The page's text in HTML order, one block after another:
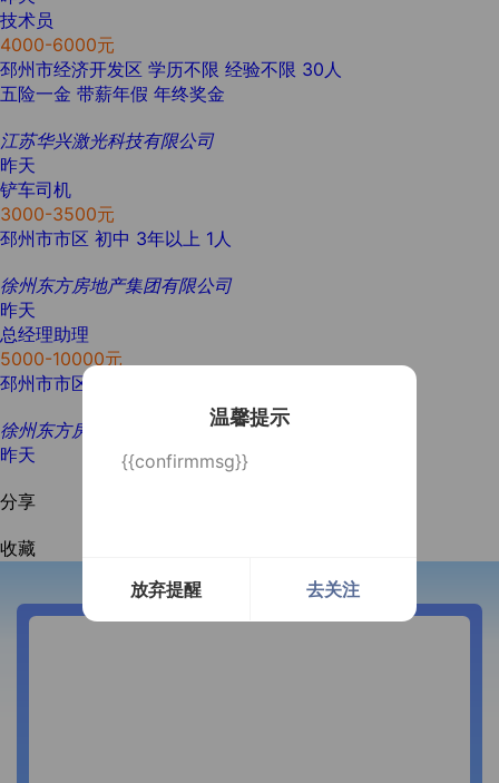
技术员
4000-6000元
邳州市经济开发区 学历不限 经验不限 30人
五险一金 带薪年假 年终奖金
江苏华兴激光科技有限公司
昨天
铲车司机
3000-3500元
邳州市市区 初中 3年以上 1人
徐州东方房地产集团有限公司
昨天
总经理助理
5000-10000元
邳州市市区
徐州东方房地产集团有限公司
昨天
分享
收藏
温馨提示
{{confirmmsg}}
放弃提醒 去关注